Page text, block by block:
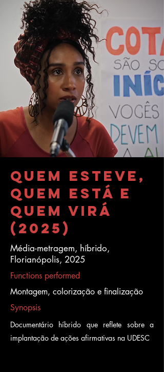
Quem Esteve,
Quem Está e
Quem Virá
(2025)
Média-metragem, híbrido,
Florianópolis, 2025
Functions performed
Montagem, colorização e finalização
Synopsis
Documentário híbrido que reflete sobre a
implantação de ações afirmativas na UDESC